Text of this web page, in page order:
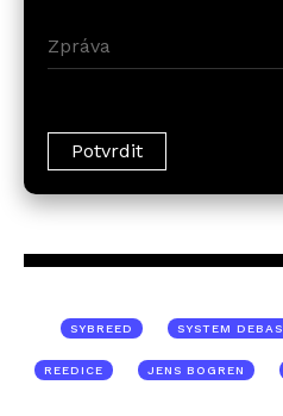
SYBREED SYSTEM
REEDICE JENS BOGREN